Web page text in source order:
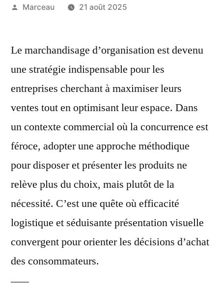
Publié
Marceau 21 août 2025
Le marchandisage d’organisation est devenu
une stratégie indispensable pour les
entreprises cherchant à maximiser leurs
ventes tout en optimisant leur espace. Dans
un contexte commercial où la concurrence est
féroce, adopter une approche méthodique
pour disposer et présenter les produits ne
relève plus du choix, mais plutôt de la
nécessité. C’est une quête où efficacité
logistique et séduisante présentation visuelle
convergent pour orienter les décisions d’achat
des consommateurs.